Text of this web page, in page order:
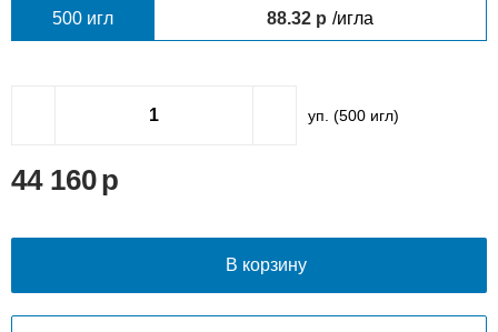
500 игл 88.32 /игла
уп. (500игл)
44 160
В корзину